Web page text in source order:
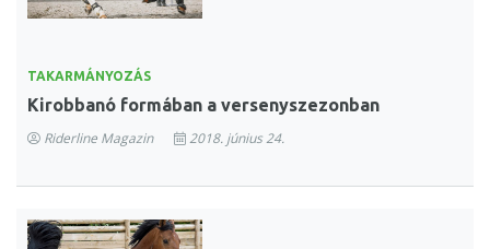
TAKARMÁNYOZÁS
Kirobbanó formában a versenyszezonban
Riderline Magazin 2018. június 24.